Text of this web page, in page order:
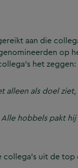
aan die
op
het zeggen:
als doel
hobbels pakt
collega’s uit de